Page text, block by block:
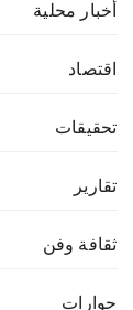
أخبار محلية
اقتصاد
تحقيقات
تقارير
ثقافة وفن
حوارات